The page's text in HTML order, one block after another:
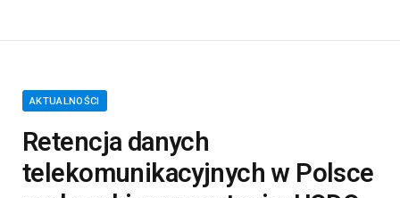
AKTUALNOŚCI
Retencja danych
telekomunikacyjnych w Polsce